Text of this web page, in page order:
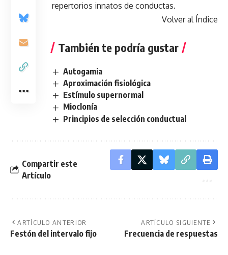
repertorios innatos de conductas.
Volver al Índice
También te podría gustar
Autogamia
Aproximación fisiológica
Estímulo supernormal
Mioclonía
Principios de selección conductual
Compartir este
Artículo
ARTÍCULO ANTERIOR
Festón del intervalo fijo
ARTÍCULO SIGUIENTE
Frecuencia de respuestas